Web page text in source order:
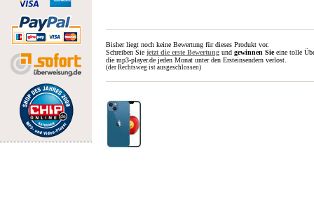
Bisher liegt noch keine Bewertung für dieses Produkt vor.
Schreiben Sie jetzt die erste Bewertung und gewinnen Sieeine tolle
die mp3-player.de jeden Monat unter den Ersteinsendern verlost.
(der Rechtsweg ist ausgeschlossen)